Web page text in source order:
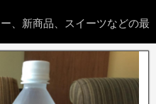
、新商品、スイーツなどの最